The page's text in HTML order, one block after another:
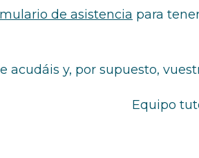
de asistencia para
acudáis y, por supuesto,
Equipo